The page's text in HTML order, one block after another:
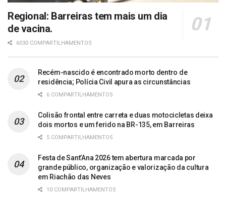
Regional: Barreiras tem mais um dia
de vacina.
6030 COMPARTILHAMENTOS
Recém-nascido é encontrado morto dentro de
residência; Polícia Civil apura as circunstâncias
6 COMPARTILHAMENTOS
Colisão frontal entre carreta e duas motocicletas deixa
dois mortos e um ferido na BR-135, em Barreiras
5 COMPARTILHAMENTOS
Festa de Sant’Ana 2026 tem abertura marcada por
grande público, organização e valorização da cultura
em Riachão das Neves
10 COMPARTILHAMENTOS